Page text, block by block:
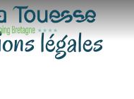
légales